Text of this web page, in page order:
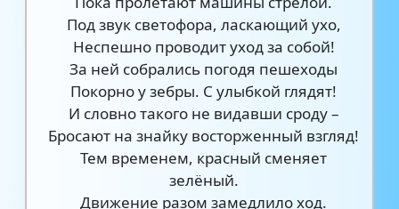
Под звук светофора, ласкающий ухо,
Неспешно проводит уход за собой!
За ней собрались погодя пешеходы
Покорно у зебры. С улыбкой глядят!
И словно такого не видавши сроду –
Бросают на знайку восторженный взгляд!
Тем временем, красный сменяет
зелёный.
Движение разом замедлило ход.